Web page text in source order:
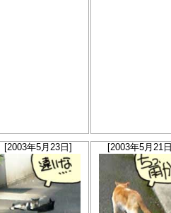
[2003年5月23日] [2003年5月21日]